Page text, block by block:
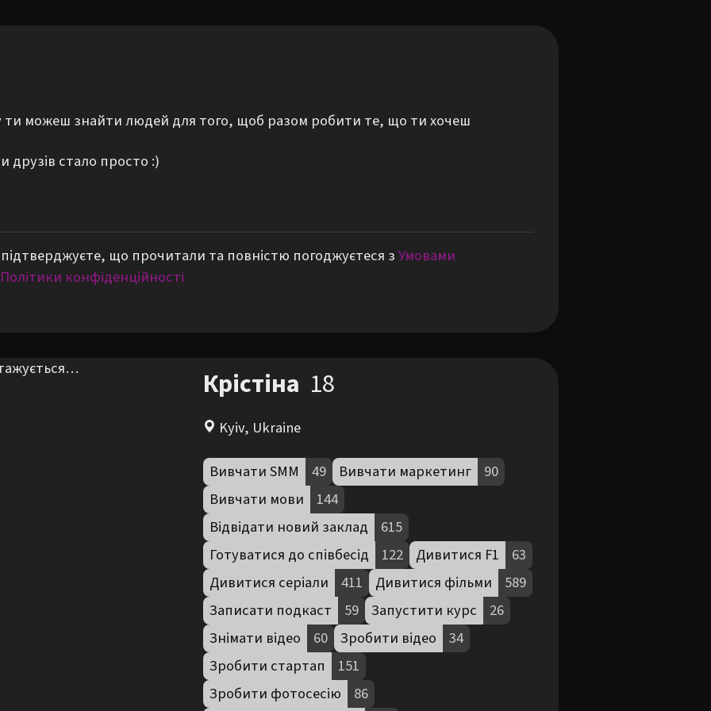
ти можеш знайти людей для того, щоб разом робити те, що ти хочеш
стало просто :)
що прочитали та повністю погоджуєтеся зУмовами
Політики конфіденційності
Крістіна 18
Kyiv, Ukraine
Вивчати SMM 49 Вивчати маркетинг
90
Вивчати мови
144
Відвідати новий заклад
615
Готуватися до співбесід
122 Дивитися F1
63
Дивитися серіали
411 Дивитися фільми
589
Записати подкаст
59 Запустити курс
26
Знімати відео
60 Зробити відео
34
Зробити стартап
151
Зробити фотосесію
86